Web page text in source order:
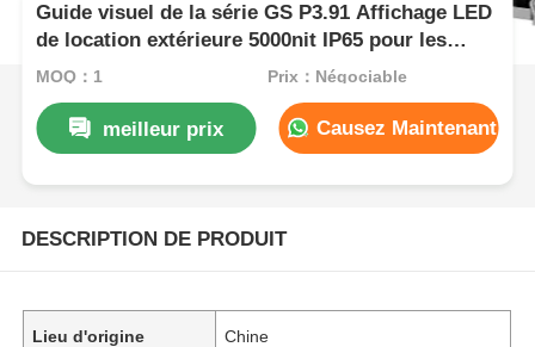
Guide visuel de la série GS P3.91 Affichage LED
de location extérieure 5000nit IP65 pour les
événements de concert, 7680Hz double
MOQ：1 Prix：Négociable
meilleur prix Causez Maintenant
DESCRIPTION DE PRODUIT
Lieu d'origine Chine